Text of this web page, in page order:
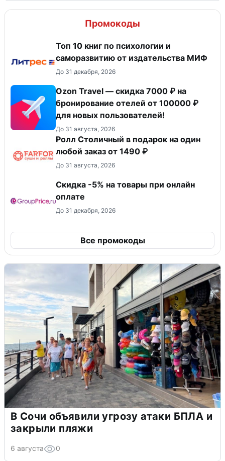
Промокоды
Топ 10 книг по психологии и
саморазвитию от издательства МИФ
До 31 декабря, 2026
Ozon Travel — скидка 7000 ₽ на
бронирование отелей от 100000 ₽
для новых пользователей!
До 31 августа, 2026
Ролл Столичный в подарок на один
любой заказ от 1490 ₽
До 31 августа, 2026
​Скидка -5% на товары при онлайн
оплате
До 31 декабря, 2026
Все промокоды
В Сочи объявили угрозу атаки БПЛА и
закрыли пляжи
6 августа 0